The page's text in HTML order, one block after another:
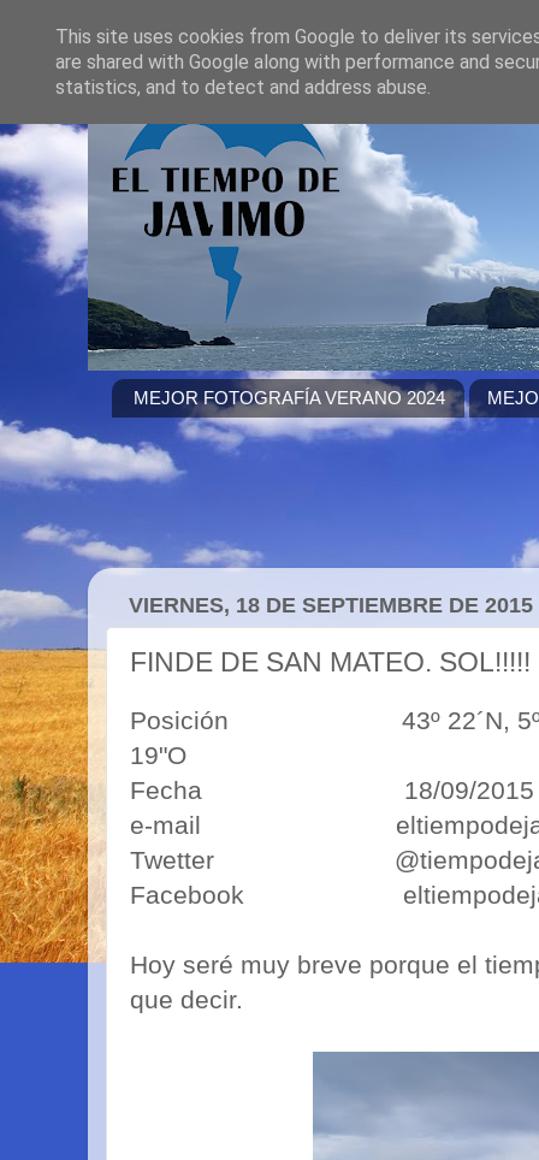
MEJOR FOTOGRAFÍA VERANO 2024
VIERNES, 18 DE SEPTIEMBRE DE 2015
FINDE DE SAN MATEO. SOL!!!!!
Posición 43º 22´N,
19"O
Fecha 18/09/2015
e-mail
Twetter
Facebook
Hoy seré muy breve porque el
que decir.
This site uses cookies from Google to deliver its
are shared with Google along with performance and
statistics, and to detect and address abuse.